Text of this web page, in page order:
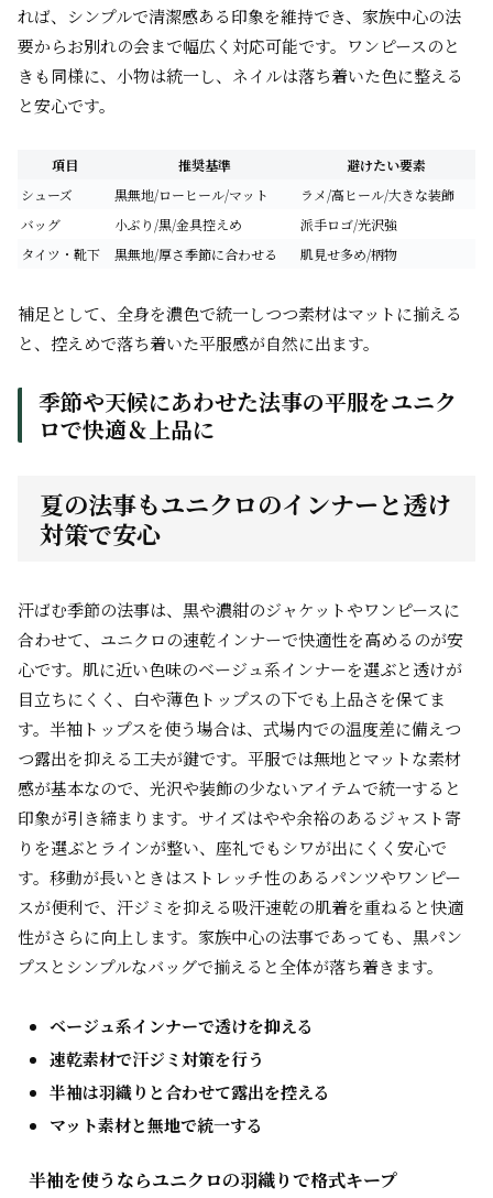
れば、シンプルで清潔感ある印象を維持でき、家族中心の法
要からお別れの会まで幅広く対応可能です。ワンピースのと
きも同様に、小物は統一し、ネイルは落ち着いた色に整える
と安心です。
項目 推奨基準
避けたい要素
シューズ
黒無地/ローヒール/マット
ラメ/高ヒール/大きな装飾
バッグ
小ぶり/黒/金具控えめ
派手ロゴ/光沢強
タイツ・靴下
黒無地/厚さ季節に合わせる 肌見せ多め/柄物
補足として、全身を濃色で統一しつつ素材はマットに揃える
と、控えめで落ち着いた平服感が自然に出ます。
季節や天候にあわせた法事の平服をユニク
ロで快適＆上品に
夏の法事もユニクロのインナーと透け
対策で安心
汗ばむ季節の法事は、黒や濃紺のジャケットやワンピースに
合わせて、ユニクロの速乾インナーで快適性を高めるのが安
心です。肌に近い色味のベージュ系インナーを選ぶと透けが
目立ちにくく、白や薄色トップスの下でも上品さを保てま
す。半袖トップスを使う場合は、式場内での温度差に備えつ
つ露出を抑える工夫が鍵です。平服では無地とマットな素材
感が基本なので、光沢や装飾の少ないアイテムで統一すると
印象が引き締まります。サイズはやや余裕のあるジャスト寄
りを選ぶとラインが整い、座礼でもシワが出にくく安心で
す。移動が長いときはストレッチ性のあるパンツやワンピー
スが便利で、汗ジミを抑える吸汗速乾の肌着を重ねると快適
性がさらに向上します。家族中心の法事であっても、黒パン
プスとシンプルなバッグで揃えると全体が落ち着きます。
ベージュ系インナーで透けを抑える
速乾素材で汗ジミ対策を行う
半袖は羽織りと合わせて露出を控える
マット素材と無地で統一する
半袖を使うならユニクロの羽織りで格式キープ